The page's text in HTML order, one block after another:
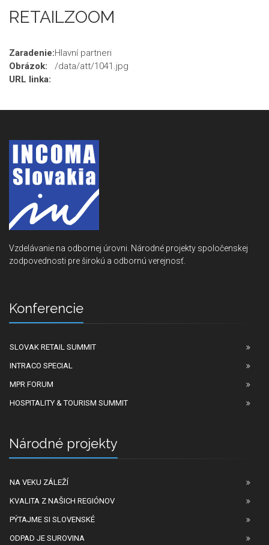
RETAILZOOM
Zaradenie:Hlavní partneri
Obrázok:
/data/att/1041.jpg
URL linka:
Vzdelávanie na odbornej úrovni. Národné projekty spoločenskej
zodpovednosti pre širokú a odbornú verejnosť.
Konferencie
SLOVAK RETAIL SUMMIT
INTRACO SPECIAL
MPR FORUM
HOSPITALITY & TOURISM SUMMIT
Národné projekty
NA VEKU ZÁLEŽÍ
KVALITA Z NAŠICH REGIÓNOV
PÝTAJME SI SLOVENSKÉ
ODPAD JE SUROVINA